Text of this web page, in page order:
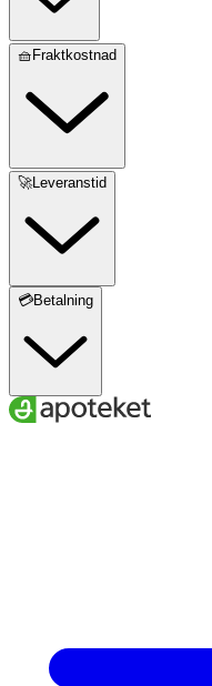
🧺Fraktkostnad
🚀Leveranstid
💳Betalning